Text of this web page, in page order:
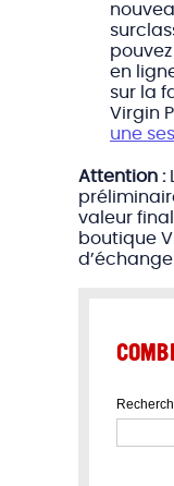
en
sur la
Virgin
une
Attention :
valeur
boutique